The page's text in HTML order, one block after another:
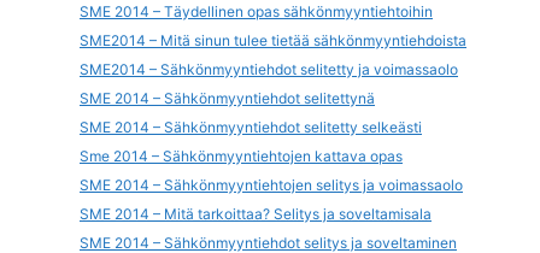
SME 2014 – Täydellinen opas sähkönmyyntiehtoihin
SME2014 – Mitä sinun tulee tietää sähkönmyyntiehdoista
SME2014 – Sähkönmyyntiehdot selitetty ja voimassaolo
SME 2014 – Sähkönmyyntiehdot selitettynä
SME 2014 – Sähkönmyyntiehdot selitetty selkeästi
Sme 2014 – Sähkönmyyntiehtojen kattava opas
SME 2014 – Sähkönmyyntiehtojen selitys ja voimassaolo
SME 2014 – Mitä tarkoittaa? Selitys ja soveltamisala
SME 2014 – Sähkönmyyntiehdot selitys ja soveltaminen